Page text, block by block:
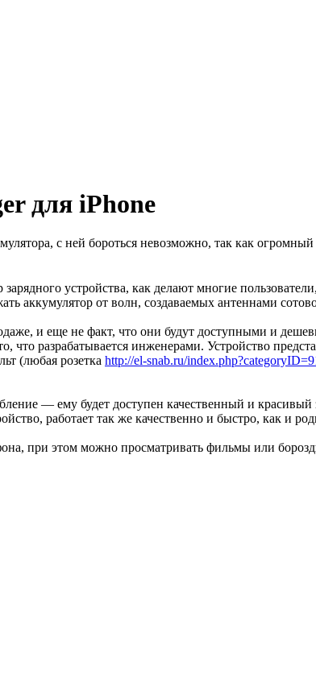
для iPhone
с ней бороться невозможно, так как
устройства, как делают многие
аккумулятор от волн, создаваемых антеннами
и еще не факт, что они будут доступными и
что разрабатывается инженерами. Устройство
(любая розетка http://el-snab.ru/
— ему будет доступен качественный и
работает так же качественно и быстро, как и
при этом можно просматривать фильмы или